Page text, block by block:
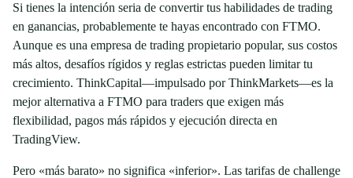
Si tienes la intención seria de convertir tus habilidades de trading
en ganancias, probablemente te hayas encontrado con FTMO.
Aunque es una empresa de trading propietario popular, sus costos
más altos, desafíos rígidos y reglas estrictas pueden limitar tu
crecimiento. ThinkCapital—impulsado por ThinkMarkets—es la
mejor alternativa a FTMO para traders que exigen más
flexibilidad, pagos más rápidos y ejecución directa en
TradingView.
Pero «más barato» no significa «inferior». Las tarifas de challenge